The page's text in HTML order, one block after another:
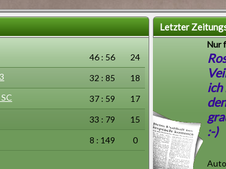
46 : 56
24
32 : 85
18
37 : 59
17
33 : 79
15
8 : 149 0
Letzter
Nur
ich
:-)